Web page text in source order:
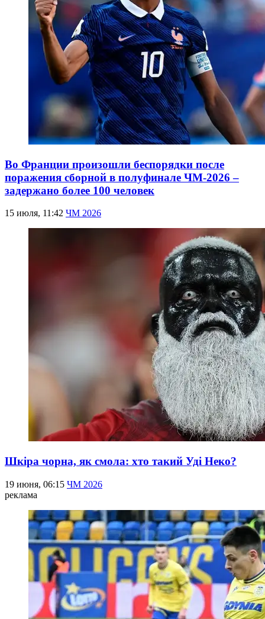
Во Франции произошли беспорядки после
поражения сборной в полуфинале ЧМ-2026 –
задержано более 100 человек
15 июля, 11:42 ЧМ 2026
Шкіра чорна, як смола: хто такий Уді Неко?
19 июня, 06:15 ЧМ 2026
реклама